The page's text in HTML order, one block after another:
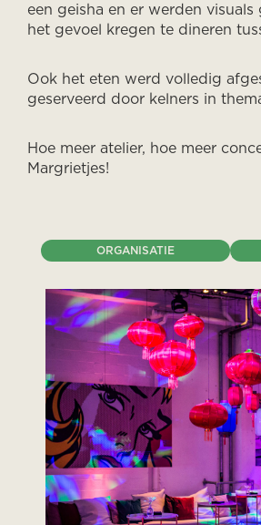
een geisha en er werden
het gevoel kregen te dineren
Ook het eten werd volledig
geserveerd door kelners in
Hoe meer atelier, hoe meer
Margrietjes!
ORGANISATIE